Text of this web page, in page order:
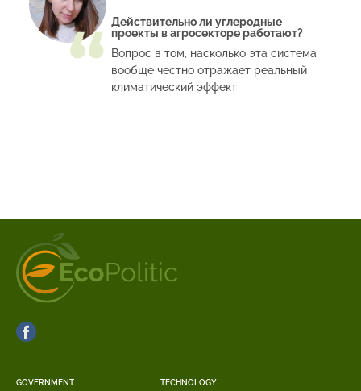
Действительно ли углеродные
проекты в агросекторе работают?
Вопрос в том, насколько эта система
вообще честно отражает реальный
климатический эффект
GOVERNMENT TECHNOLOGY